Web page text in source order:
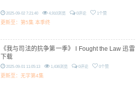
2025-09-02 7:21:40 4,910浏览 0评论 1个赞
更新至：第5集 本季终
《我与司法的抗争第一季》 I Fought the Law 迅雷
下载
2025-09-01 11:05:13 1,436浏览 0评论 0个赞
更新至：无字第4集